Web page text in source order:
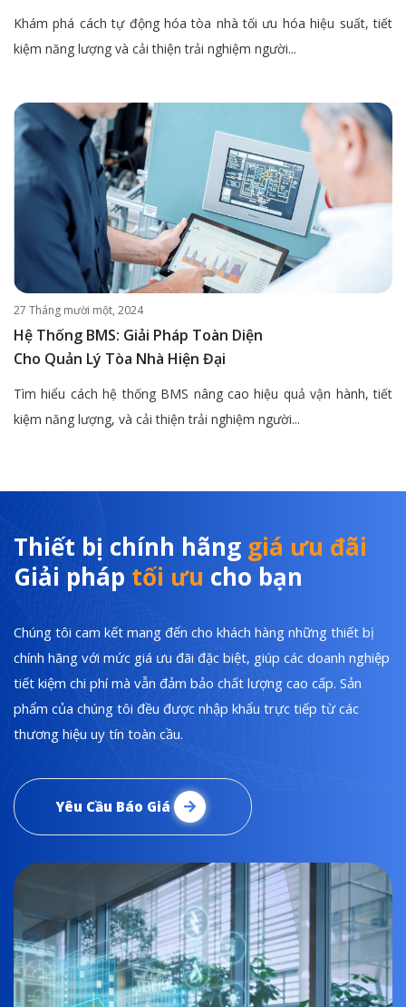
Khám phá cách tự động hóa tòa nhà tối ưu hóa hiệu suất, tiết
kiệm năng lượng và cải thiện trải nghiệm người...
27 Tháng mười một, 2024
Hệ Thống BMS: Giải Pháp Toàn Diện
Cho Quản Lý Tòa Nhà Hiện Đại
Tìm hiểu cách hệ thống BMS nâng cao hiệu quả vận hành, tiết
kiệm năng lượng, và cải thiện trải nghiệm người...
Thiết bị chính hãng giá ưu đãi
Giải pháp tối ưu cho bạn
Chúng tôi cam kết mang đến cho khách hàng những thiết bị
chính hãng với mức giá ưu đãi đặc biệt, giúp các doanh nghiệp
tiết kiệm chi phí mà vẫn đảm bảo chất lượng cao cấp. Sản
phẩm của chúng tôi đều được nhập khẩu trực tiếp từ các
thương hiệu uy tín toàn cầu.
Yêu Cầu Báo Giá